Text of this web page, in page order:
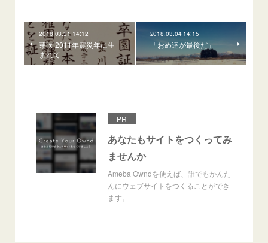
2018.03.31 14:12
芽吹 2011年震災年に生
まれて
2018.03.04 14:15
「おめ達が最後だ」
PR
あなたもサイトをつくってみ
ませんか
Ameba Owndを使えば、誰でもかんた
んにウェブサイトをつくることができ
ます。